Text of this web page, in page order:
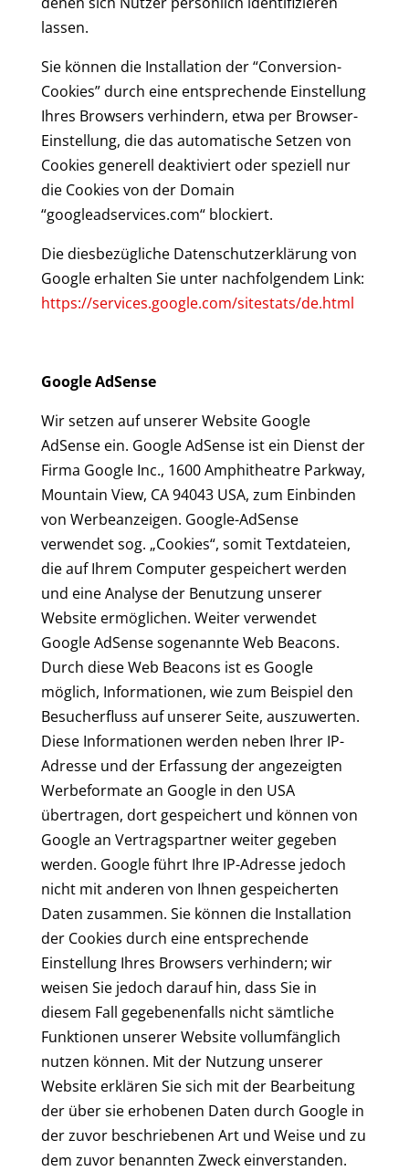
lassen.
Sie können die Installation der “Conversion-
Cookies” durch eine entsprechende Einstellung
Ihres Browsers verhindern, etwa per Browser-
Einstellung, die das automatische Setzen von
Cookies generell deaktiviert oder speziell nur
die Cookies von der Domain
“googleadservices.com“ blockiert.
Die diesbezügliche Datenschutzerklärung von
Google erhalten Sie unter nachfolgendem Link:
https://services.google.com/sitestats/de.html
Google AdSense
Wir setzen auf unserer Website Google
AdSense ein. Google AdSense ist ein Dienst der
Firma Google Inc., 1600 Amphitheatre Parkway,
Mountain View, CA 94043 USA, zum Einbinden
von Werbeanzeigen. Google-AdSense
verwendet sog. „Cookies“, somit Textdateien,
die auf Ihrem Computer gespeichert werden
und eine Analyse der Benutzung unserer
Website ermöglichen. Weiter verwendet
Google AdSense sogenannte Web Beacons.
Durch diese Web Beacons ist es Google
möglich, Informationen, wie zum Beispiel den
Besucherfluss auf unserer Seite, auszuwerten.
Diese Informationen werden neben Ihrer IP-
Adresse und der Erfassung der angezeigten
Werbeformate an Google in den USA
übertragen, dort gespeichert und können von
Google an Vertragspartner weiter gegeben
werden. Google führt Ihre IP-Adresse jedoch
nicht mit anderen von Ihnen gespeicherten
Daten zusammen. Sie können die Installation
der Cookies durch eine entsprechende
Einstellung Ihres Browsers verhindern; wir
weisen Sie jedoch darauf hin, dass Sie in
diesem Fall gegebenenfalls nicht sämtliche
Funktionen unserer Website vollumfänglich
nutzen können. Mit der Nutzung unserer
Website erklären Sie sich mit der Bearbeitung
der über sie erhobenen Daten durch Google in
der zuvor beschriebenen Art und Weise und zu
dem zuvor benannten Zweck einverstanden.